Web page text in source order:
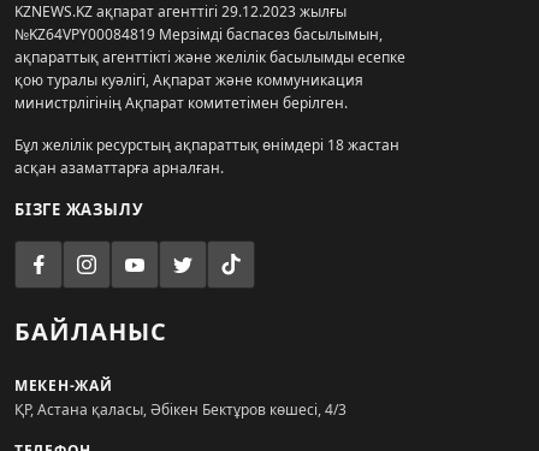
KZNEWS.KZ ақпарат агенттігі 29.12.2023 жылғы
№KZ64VPY00084819 Мерзімді баспасөз басылымын,
ақпараттық агенттікті және желілік басылымды есепке
қою туралы куәлігі, Ақпарат және коммуникация
министрлігінің Ақпарат комитетімен берілген.
Бұл желілік ресурстың ақпараттық өнімдері 18 жастан
асқан азаматтарға арналған.
БІЗГЕ ЖАЗЫЛУ
БАЙЛАНЫС
МЕКЕН-ЖАЙ
ҚР, Астана қаласы, Әбікен Бектұров көшесі, 4/3